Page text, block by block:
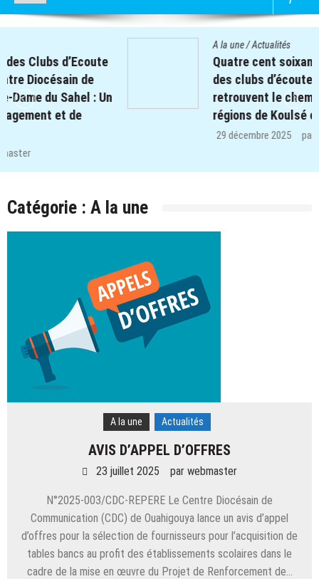
Quatre cent soixante-deux (462) enfants
des clubs d’écoute du projet REPERE
retrouvent le chemin de l’école dans les
régions de Koulsé et de Yaadga.
webmaster
Catégorie : A la une
A la une Actualités
AVIS D’APPEL D’OFFRES
23 juillet 2025 par webmaster
N°2025-003/CDC-REPERE Le Centre Diocésain de
Communication (CDC) de Ouahigouya lance un avis d’appel
d’offres pour la sélection de fournisseurs pour l’acquisition de
tables bancs au profit des établissements scolaires dans le
cadre de la mise en œuvre du Projet de Renforcement de…